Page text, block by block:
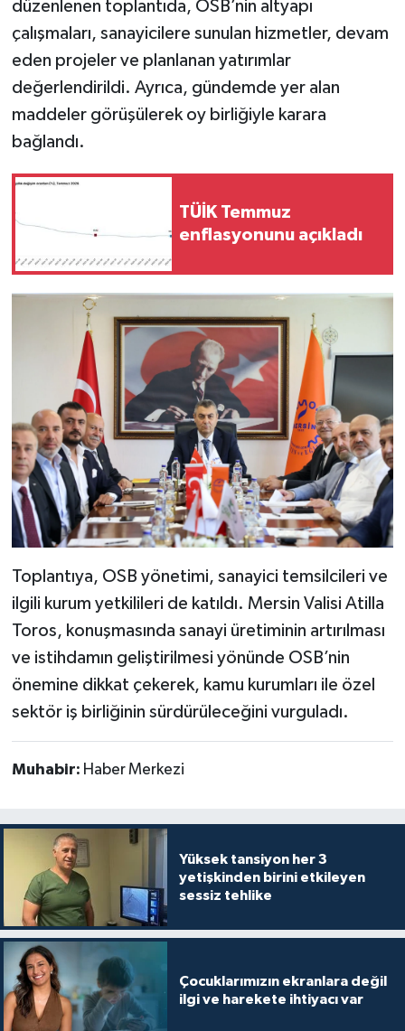
düzenlenen toplantıda, OSB’nin altyapı
çalışmaları, sanayicilere sunulan hizmetler, devam
eden projeler ve planlanan yatırımlar
değerlendirildi. Ayrıca, gündemde yer alan
maddeler görüşülerek oy birliğiyle karara
bağlandı.
TÜİK Temmuz
enflasyonunu açıkladı
Toplantıya, OSB yönetimi, sanayici temsilcileri ve
ilgili kurum yetkilileri de katıldı. Mersin Valisi Atilla
Toros, konuşmasında sanayi üretiminin artırılması
ve istihdamın geliştirilmesi yönünde OSB’nin
önemine dikkat çekerek, kamu kurumları ile özel
sektör iş birliğinin sürdürüleceğini vurguladı.
Muhabir: Haber Merkezi
Yüksek tansiyon her 3
yetişkinden birini etkileyen
sessiz tehlike
Çocuklarımızın ekranlara değil
ilgi ve harekete ihtiyacı var